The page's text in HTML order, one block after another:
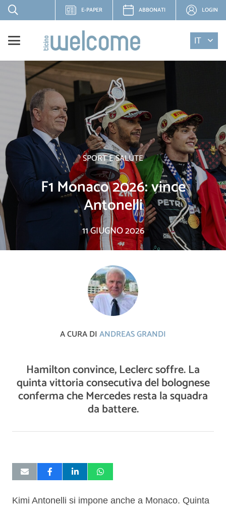
E-PAPER ABBONATI LOGIN
IT
SPORT E SALUTE
F1 Monaco 2026: vince
Antonelli
11 GIUGNO 2026
A CURA DIANDREAS GRANDI
Hamilton convince, Leclerc soffre. La
quinta vittoria consecutiva del bolognese
conferma che Mercedes resta la squadra
da battere.
Kimi Antonelli si impone anche a Monaco. Quinta